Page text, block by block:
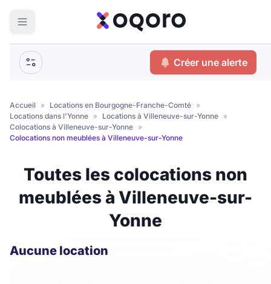
Votre
Que recherchez-vous ?
Colocation Coliving
Résidence étudiante
Meublé ?
recherche
Créer une alerte
Accueil » Locations en Bourgogne-Franche-Comté »
Locations dans l'Yonne » Locations à Villeneuve-sur-Yonne »
Colocations à Villeneuve-sur-Yonne »
Colocations non meublées à Villeneuve-sur-Yonne
Toutes les colocations non
meublées à Villeneuve-sur-
Yonne
Aucune location